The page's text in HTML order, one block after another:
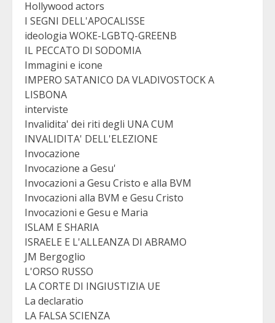
Hollywood actors
I SEGNI DELL'APOCALISSE
ideologia WOKE-LGBTQ-GREENB
IL PECCATO DI SODOMIA
Immagini e icone
IMPERO SATANICO DA VLADIVOSTOCK A
LISBONA
interviste
Invalidita' dei riti degli UNA CUM
INVALIDITA' DELL'ELEZIONE
Invocazione
Invocazione a Gesu'
Invocazioni a Gesu Cristo e alla BVM
Invocazioni alla BVM e Gesu Cristo
Invocazioni e Gesu e Maria
ISLAM E SHARIA
ISRAELE E L'ALLEANZA DI ABRAMO
JM Bergoglio
L'ORSO RUSSO
LA CORTE DI INGIUSTIZIA UE
La declaratio
LA FALSA SCIENZA